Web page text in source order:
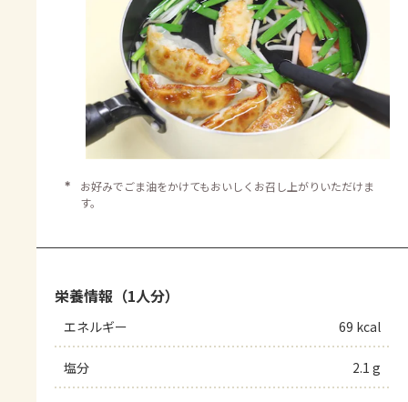
＊
お好みでごま油をかけてもおいしくお召し上がりいただけま
す。
栄養情報（1人分）
エネルギー 69 kcal
塩分 2.1 g